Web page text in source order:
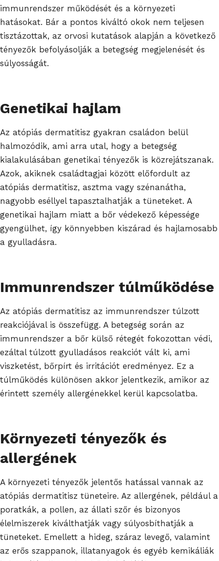
immunrendszer működését és a környezeti
hatásokat. Bár a pontos kiváltó okok nem teljesen
tisztázottak, az orvosi kutatások alapján a következő
tényezők befolyásolják a betegség megjelenését és
súlyosságát.
Genetikai hajlam
Az atópiás dermatitisz gyakran családon belül
halmozódik, ami arra utal, hogy a betegség
kialakulásában genetikai tényezők is közrejátszanak.
Azok, akiknek családtagjai között előfordult az
atópiás dermatitisz, asztma vagy szénanátha,
nagyobb eséllyel tapasztalhatják a tüneteket. A
genetikai hajlam miatt a bőr védekező képessége
gyengülhet, így könnyebben kiszárad és hajlamosabb
a gyulladásra.
Immunrendszer túlműködése
Az atópiás dermatitisz az immunrendszer túlzott
reakciójával is összefügg. A betegség során az
immunrendszer a bőr külső rétegét fokozottan védi,
ezáltal túlzott gyulladásos reakciót vált ki, ami
viszketést, bőrpírt és irritációt eredményez. Ez a
túlműködés különösen akkor jelentkezik, amikor az
érintett személy allergénekkel kerül kapcsolatba.
Környezeti tényezők és
allergének
A környezeti tényezők jelentős hatással vannak az
atópiás dermatitisz tüneteire. Az allergének, például a
poratkák, a pollen, az állati szőr és bizonyos
élelmiszerek kiválthatják vagy súlyosbíthatják a
tüneteket. Emellett a hideg, száraz levegő, valamint
az erős szappanok, illatanyagok és egyéb kemikáliák